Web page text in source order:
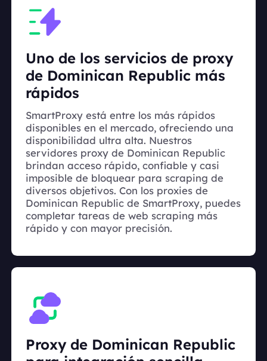
Uno de los servicios de proxy
de Dominican Republic más
rápidos
SmartProxy está entre los más rápidos
disponibles en el mercado, ofreciendo una
disponibilidad ultra alta. Nuestros
servidores proxy de Dominican Republic
brindan acceso rápido, confiable y casi
imposible de bloquear para scraping de
diversos objetivos. Con los proxies de
Dominican Republic de SmartProxy, puedes
completar tareas de web scraping más
rápido y con mayor precisión.
Proxy de Dominican Republic